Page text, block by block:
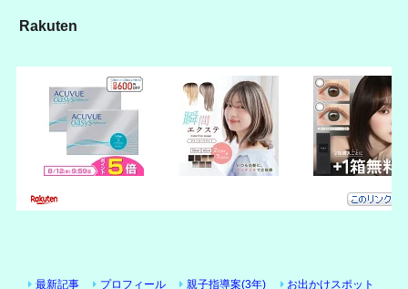
Rakuten
最新記事 プロフィール 親子指導案(3年) お出かけスポット